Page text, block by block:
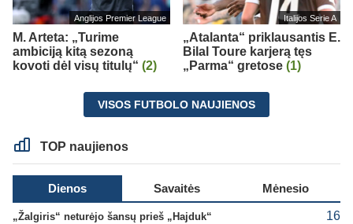
Anglijos Premier League
M. Arteta: „Turime
ambiciją kitą sezoną
kovoti dėl visų titulų“ (2)
Italijos Serie A
„Atalanta“ priklausantis E.
Bilal Toure karjerą tęs
„Parma“ gretose (1)
VISOS FUTBOLO NAUJIENOS
TOP naujienos
Dienos Savaitės Mėnesio
„Žalgiris“ neturėjo šansų prieš „Hajduk“ 16